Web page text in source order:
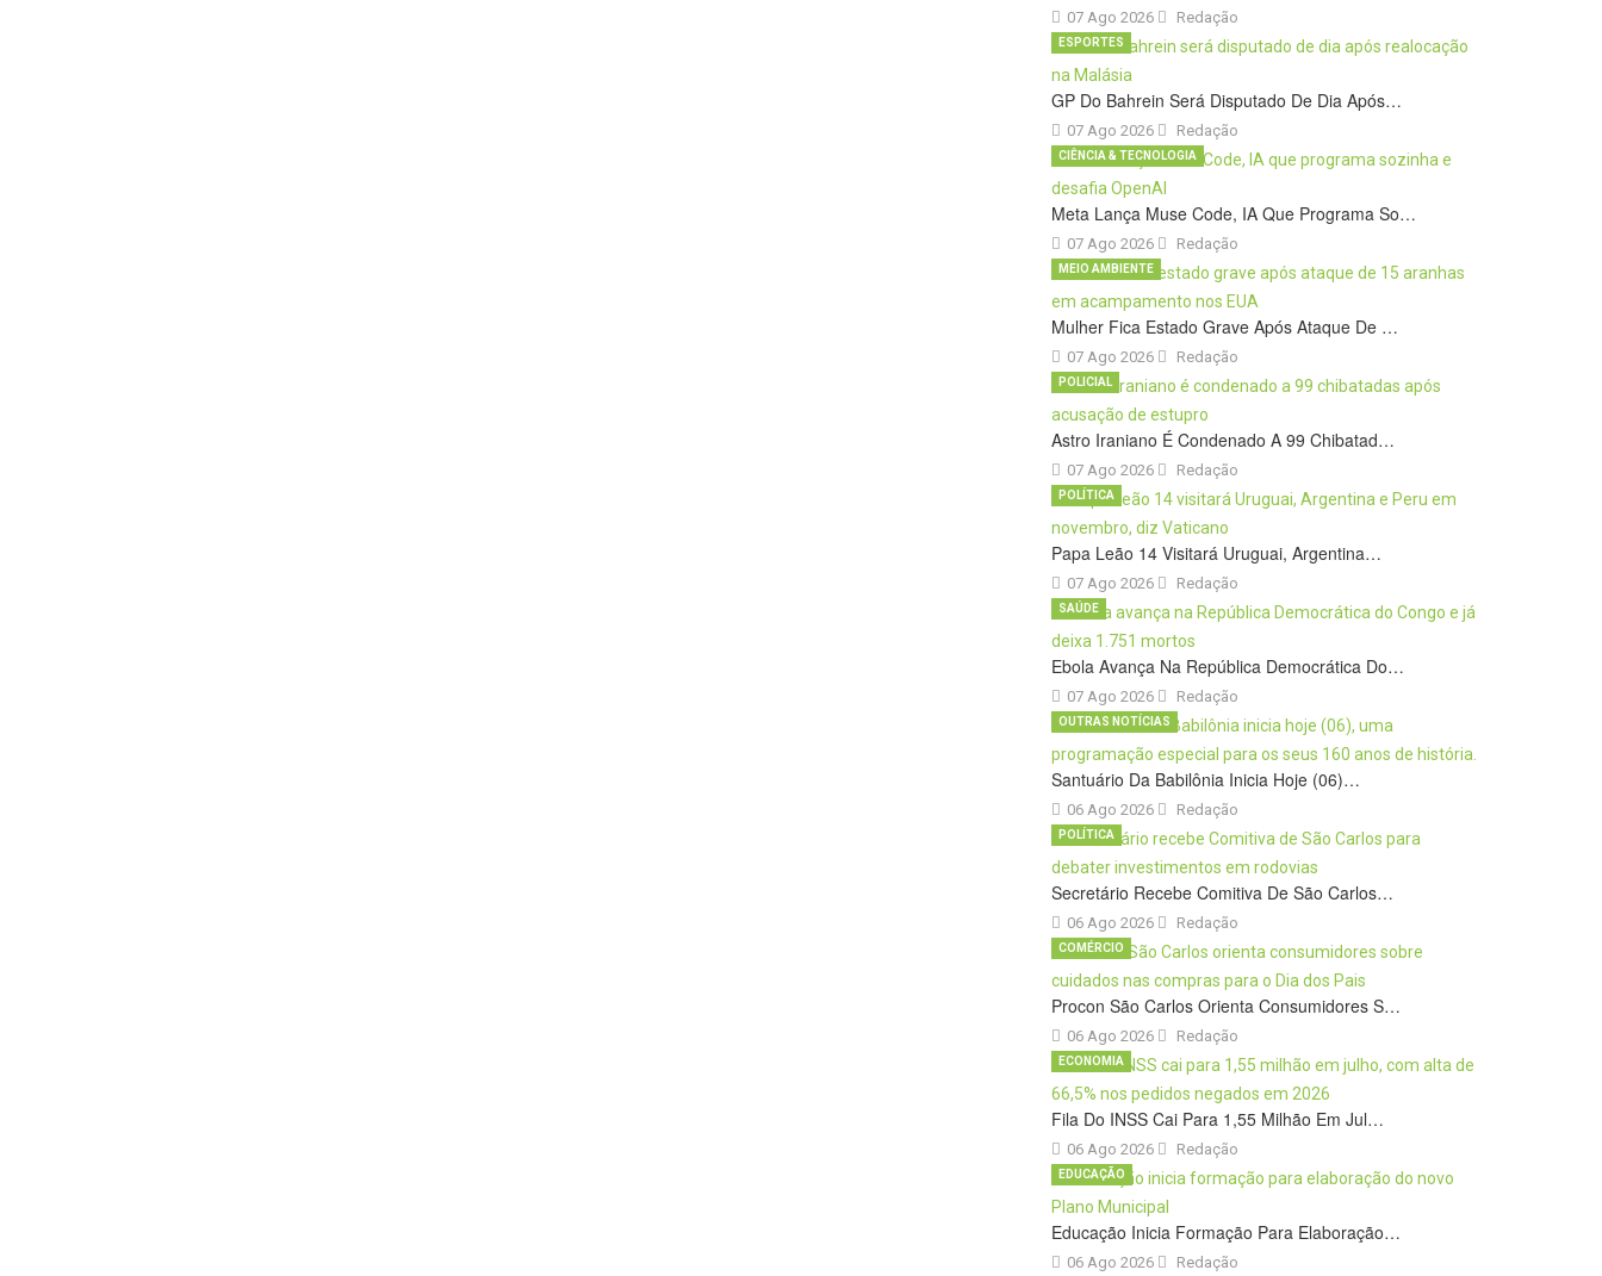
07 Ago 2026 Redação
GP Do Bahrein Será Disputado De Dia Após…
07 Ago 2026
ESPORTES
Redação
Meta Lança Muse Code, IA Que Programa So…
07 Ago 2026
CIÊNCIA & TECNOLOGIA
Redação
Mulher Fica Estado Grave Após Ataque De …
07 Ago 2026
MEIO AMBIENTE
Redação
Astro Iraniano É Condenado A 99 Chibatad…
07 Ago 2026
POLICIAL
Redação
Papa Leão 14 Visitará Uruguai, Argentina…
07 Ago 2026
POLÍTICA
Redação
Ebola Avança Na República Democrática Do…
07 Ago 2026
SAÚDE
Redação
Santuário Da Babilônia Inicia Hoje (06)…
06 Ago 2026
OUTRAS NOTÍCIAS
Redação
Secretário Recebe Comitiva De São Carlos…
06 Ago 2026
POLÍTICA
Redação
Procon São Carlos Orienta Consumidores S…
06 Ago 2026
COMÉRCIO
Redação
Fila Do INSS Cai Para 1,55 Milhão Em Jul…
06 Ago 2026
ECONOMIA
Redação
Educação Inicia Formação Para Elaboração…
06 Ago 2026
EDUCAÇÃO
Redação